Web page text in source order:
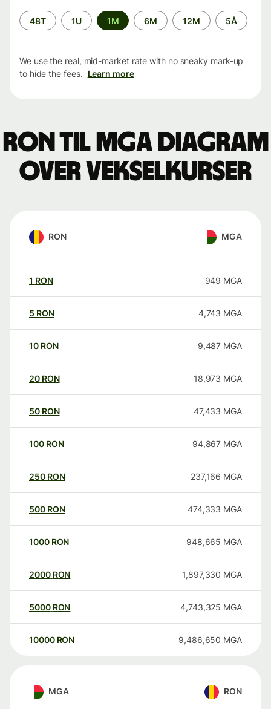
Time
period
48T 1U 1M 6M 12M 5Å
We use the real, mid-market rate with no sneaky mark-up
to hide the fees. Learn more
RON til MGA Diagram
over vekselkurser
RON MGA
1 RON 949 MGA
5 RON 4,743 MGA
10 RON 9,487 MGA
20 RON 18,973 MGA
50 RON 47,433 MGA
100 RON 94,867 MGA
250 RON 237,166 MGA
500 RON 474,333 MGA
1000 RON 948,665 MGA
2000 RON 1,897,330 MGA
5000 RON 4,743,325 MGA
10000 RON 9,486,650 MGA
MGA RON